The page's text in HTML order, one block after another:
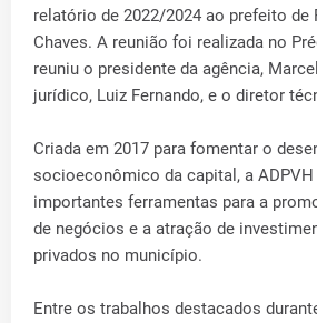
relatório de 2022/2024 ao prefeito de
Chaves. A reunião foi realizada no
reuniu o presidente da agência,
jurídico, Luiz Fernando, e o diretor
Criada em 2017 para fomentar o
socioeconômico da capital, a ADPVH
importantes ferramentas para a
de negócios e a atração de
privados no município.
Entre os trabalhos destacados